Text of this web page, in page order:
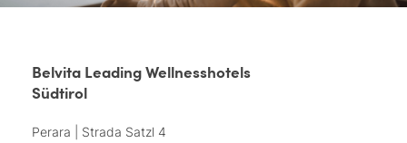
Belvita Leading Wellnesshotels
Südtirol
Perara | Strada Satzl 4